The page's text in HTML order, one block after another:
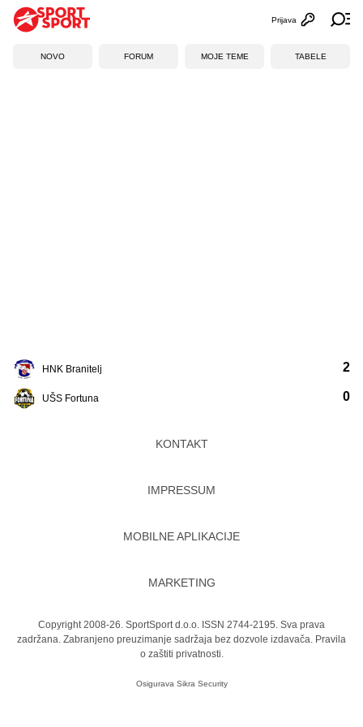
Otvori
Prijava
NOVO FORUM MOJE TEME TABELE
HNK Branitelj
UŠS Fortuna
2
0
KONTAKT
IMPRESSUM
MOBILNE APLIKACIJE
MARKETING
Copyright 2008-26. SportSport d.o.o. ISSN 2744-2195. Sva prava
zadržana. Zabranjeno preuzimanje sadržaja bez dozvole izdavača. Pravila
o zaštiti privatnosti.
Osigurava Sikra Security